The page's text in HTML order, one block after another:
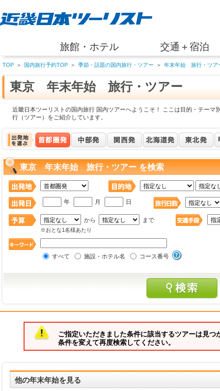
旅館・ホテル 交通＋宿泊
TOP ＞ 国内旅行予約TOP ＞ 季節・話題の国内旅行・ツアー ＞ 年末年始 旅行・ツア
東京 年末年始 旅行・ツアー
近畿日本ツーリストの国内旅行 国内ツアーへようこそ！ ここは目的・テー
行（ツアー）をご紹介しています。
東京 年末年始 旅行・ツアー を検索
年 月 日
から まで
※おとな1名様あたり
すべて 施設・ホテル名 コース番号
ご指定いただきました条件に該当するツアーは見つ
条件を変えて再度検索してください。
他の年末年始を見る